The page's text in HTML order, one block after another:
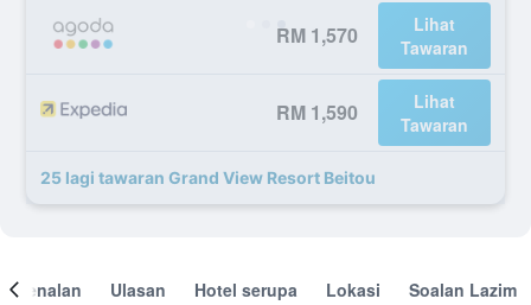
RM 1,570
Lihat
Tawaran
RM 1,590
Lihat
Tawaran
25 lagi tawaran Grand View Resort Beitou
Ulasan Hotel serupa Lokasi Soalan Lazim